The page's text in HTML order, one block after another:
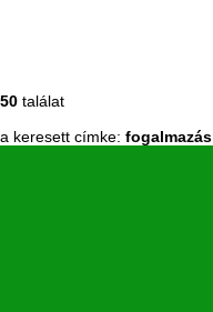
50 találat
a keresett címke: fogalmazás